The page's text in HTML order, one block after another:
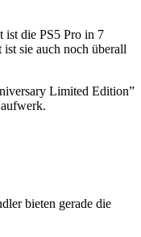
ist die PS5 Pro in 7
sie auch noch überall
Limited Edition”
bieten gerade die